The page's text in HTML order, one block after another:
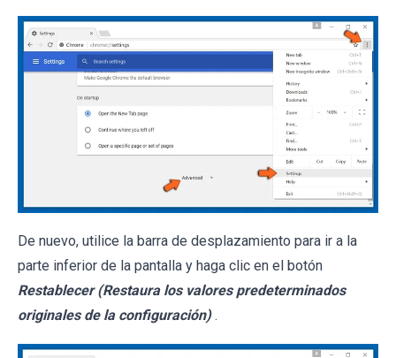
De nuevo, utilice la barra de desplazamiento para ir a la
parte inferior de la pantalla y haga clic en el botón
Restablecer (Restaura los valores predeterminados
originales de la configuración) .